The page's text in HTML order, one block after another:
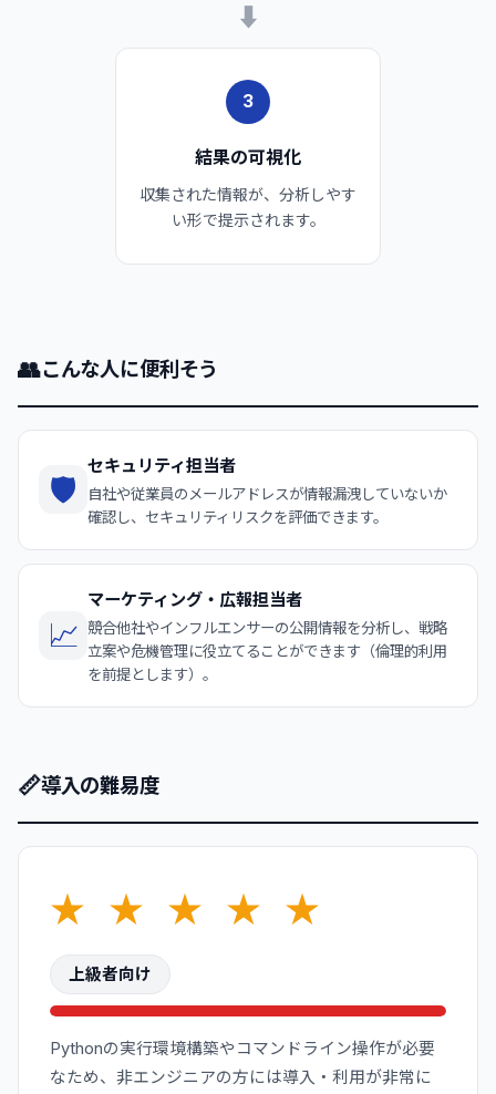
➡
3
結果の可視化
収集された情報が、分析しやす
い形で提示されます。
👥こんな人に便利そう
🛡️
セキュリティ担当者
自社や従業員のメールアドレスが情報漏洩していないか
確認し、セキュリティリスクを評価できます。
📈
マーケティング・広報担当者
競合他社やインフルエンサーの公開情報を分析し、戦略
立案や危機管理に役立てることができます（倫理的利用
を前提とします）。
📏導入の難易度
★ ★ ★ ★ ★
上級者向け
Pythonの実行環境構築やコマンドライン操作が必要
なため、非エンジニアの方には導入・利用が非常に